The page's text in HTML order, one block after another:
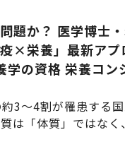
題か？ 医学博士
×栄養」最新アプ
の資格 栄養コン
3～4割が罹患する
は「体質」ではなく